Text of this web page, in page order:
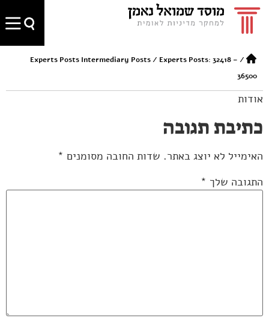
/
Experts Posts Intermediary Posts/ Experts Posts: 32418 –
36500
אודות
כתיבת תגובה
האימייל לא יוצג באתר. שדות החובה מסומנים *
התגובה שלך *